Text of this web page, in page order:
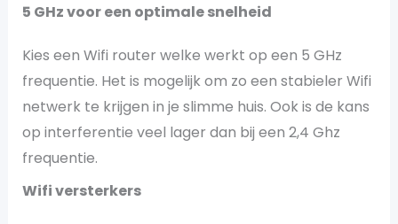
5 GHz voor een optimale snelheid
Kies een Wifi router welke werkt op een 5 GHz
frequentie. Het is mogelijk om zo een stabieler Wifi
netwerk te krijgen in je slimme huis. Ook is de kans
op interferentie veel lager dan bij een 2,4 Ghz
frequentie.
Wifi versterkers